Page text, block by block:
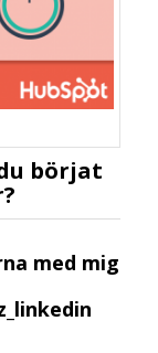
börjat
med mig